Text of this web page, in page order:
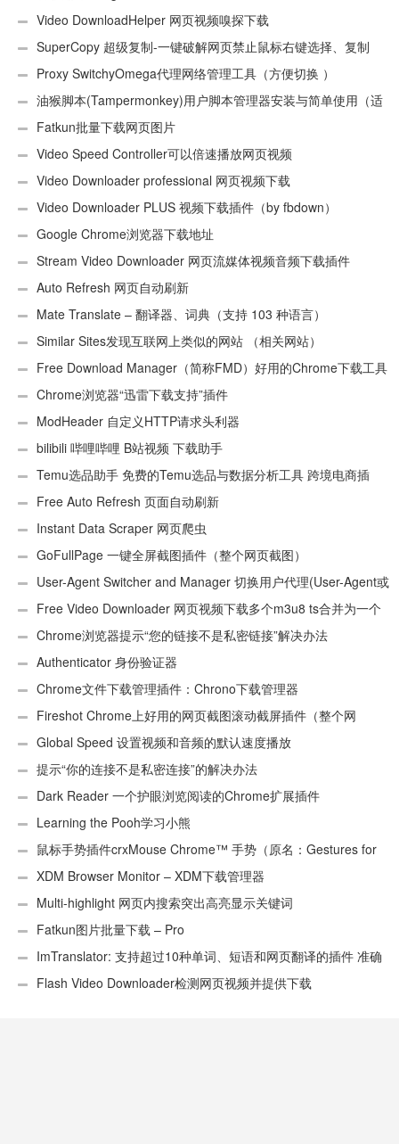
Video DownloadHelper 网页视频嗅探下载
SuperCopy 超级复制-一键破解网页禁止鼠标右键选择、复制
Proxy SwitchyOmega代理网络管理工具（方便切换 ）
油猴脚本(Tampermonkey)用户脚本管理器安装与简单使用（适
用Android）
Fatkun批量下载网页图片
Video Speed Controller可以倍速播放网页视频
Video Downloader professional 网页视频下载
Video Downloader PLUS 视频下载插件（by fbdown）
Google Chrome浏览器下载地址
Stream Video Downloader 网页流媒体视频音频下载插件
Auto Refresh 网页自动刷新
Mate Translate – 翻译器、词典（支持 103 种语言）
Similar Sites发现互联网上类似的网站 （相关网站）
Free Download Manager（简称FMD）好用的Chrome下载工具
插件Chrome浏览器“迅雷下载支持”插件
ModHeader 自定义HTTP请求头利器
bilibili 哔哩哔哩 B站视频 下载助手
Temu选品助手 免费的Temu选品与数据分析工具 跨境电商插
件 Free Auto Refresh 页面自动刷新
Instant Data Scraper 网页爬虫
GoFullPage 一键全屏截图插件（整个网页截图）
User-Agent Switcher and Manager 切换用户代理(User-Agent或
UA)Free Video Downloader 网页视频下载多个m3u8 ts合并为一个
ts文件Chrome浏览器提示“您的链接不是私密链接”解决办法
Authenticator 身份验证器
Chrome文件下载管理插件：Chrono下载管理器
Fireshot Chrome上好用的网页截图滚动截屏插件（整个网
页）Global Speed 设置视频和音频的默认速度播放
提示“你的连接不是私密连接”的解决办法
Dark Reader 一个护眼浏览阅读的Chrome扩展插件
Learning the Pooh学习小熊
鼠标手势插件crxMouse Chrome™ 手势（原名：Gestures for
Chrome(TM)汉化版）
XDM Browser Monitor – XDM下载管理器
Multi-highlight 网页内搜索突出高亮显示关键词
Fatkun图片批量下载 – Pro
ImTranslator: 支持超过10种单词、短语和网页翻译的插件 准确
性不错Flash Video Downloader检测网页视频并提供下载